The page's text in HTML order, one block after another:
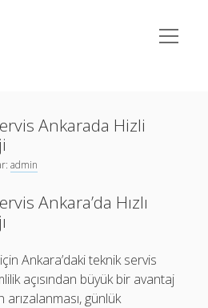
menüyü
aç
Parasız
Hilesi Parasız
Sorunu
Ankarada Hizli
admin
Ankara’da Hızlı
için Ankara’daki teknik servis
açısından büyük bir avantaj
arızalanması, günlük